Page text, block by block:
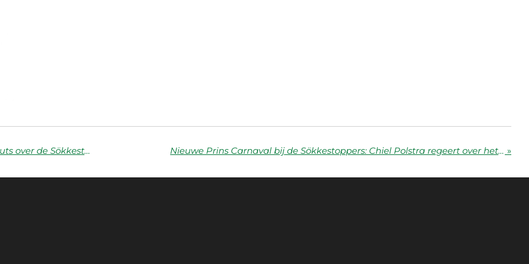
De Super Sokkestoppers Show Podcast – alle inns en outs over de Sökkestoppers! Nieuwe Prins Carnaval bij de Sökkestoppers: Chiel Polstra regeert over het Stoppersgat! »